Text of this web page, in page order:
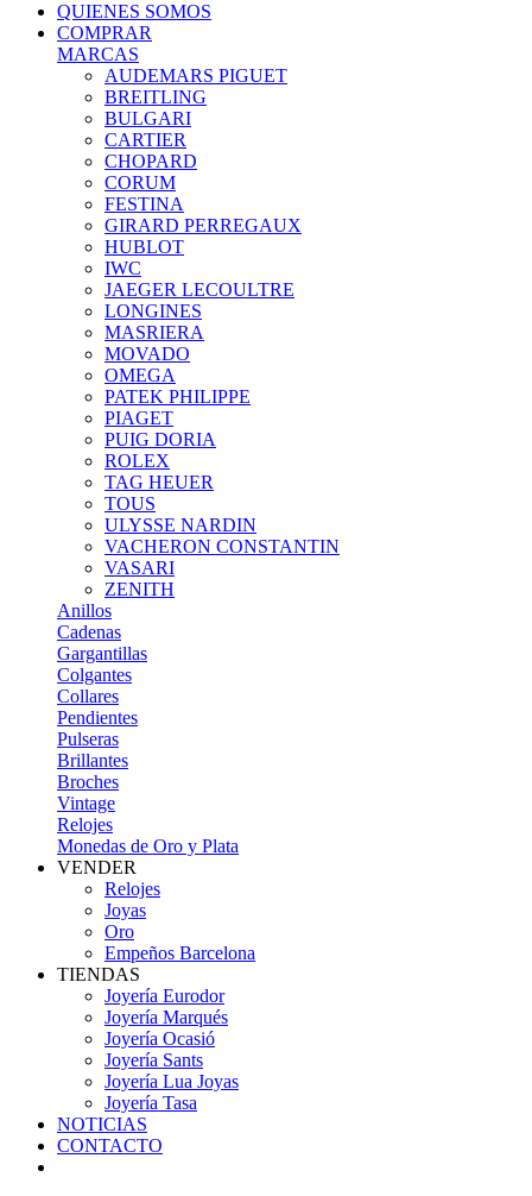
QUIENES SOMOS
COMPRAR
MARCAS
AUDEMARS PIGUET
BREITLING
BULGARI
CARTIER
CHOPARD
CORUM
FESTINA
GIRARD PERREGAUX
HUBLOT
IWC
JAEGER LECOULTRE
LONGINES
MASRIERA
MOVADO
OMEGA
PATEK PHILIPPE
PIAGET
PUIG DORIA
ROLEX
TAG HEUER
TOUS
ULYSSE NARDIN
VACHERON CONSTANTIN
VASARI
ZENITH
Anillos
Cadenas
Gargantillas
Colgantes
Collares
Pendientes
Pulseras
Brillantes
Broches
Vintage
Relojes
Monedas de Oro y Plata
VENDER
Relojes
Joyas
Oro
Empeños Barcelona
TIENDAS
Joyería Eurodor
Joyería Marqués
Joyería Ocasió
Joyería Sants
Joyería Lua Joyas
Joyería Tasa
NOTICIAS
CONTACTO